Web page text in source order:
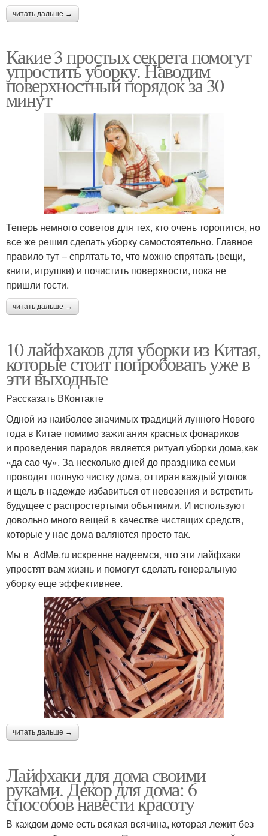
читать дальше →
Какие 3 простых секрета помогут
упростить уборку. Наводим
поверхностный порядок за 30
минут
Теперь немного советов для тех, кто очень торопится, но
все же решил сделать уборку самостоятельно. Главное
правило тут – спрятать то, что можно спрятать (вещи,
книги, игрушки) и почистить поверхности, пока не
пришли гости.
читать дальше →
10 лайфхаков для уборки из Китая,
которые стоит попробовать уже в
эти выходные
Рассказать ВКонтакте
Одной из наиболее значимых традиций лунного Нового
года в Китае помимо зажигания красных фонариков
и проведения парадов является ритуал уборки дома,как
«да сао чу». За несколько дней до праздника семьи
проводят полную чистку дома, оттирая каждый уголок
и щель в надежде избавиться от невезения и встретить
будущее с распростертыми объятиями. И используют
довольно много вещей в качестве чистящих средств,
которые у нас дома валяются просто так.
Мы в AdMe.ru искренне надеемся, что эти лайфхаки
упростят вам жизнь и помогут сделать генеральную
уборку еще эффективнее.
читать дальше →
Лайфхаки для дома своими
руками. Декор для дома: 6
способов навести красоту
В каждом доме есть всякая всячина, которая лежит без